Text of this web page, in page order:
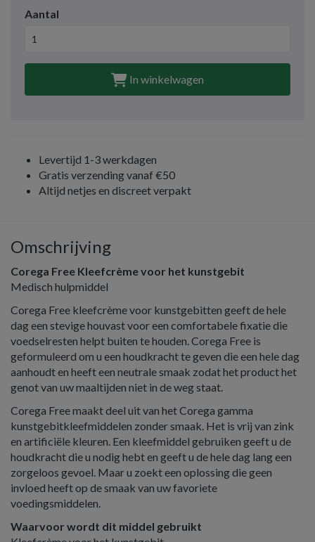
Aantal
In winkelwagen
Levertijd 1-3 werkdagen
Gratis verzending vanaf €50
Altijd netjes en discreet verpakt
Omschrijving
Corega Free Kleefcrème voor het kunstgebit
Medisch hulpmiddel
Corega Free kleefcrème voor kunstgebitten geeft de hele
dag een stevige houvast voor een comfortabele fixatie die
voedselresten helpt buiten te houden. Corega Free is
geformuleerd om u een houdkracht te geven die een hele dag
aanhoudt en heeft een neutrale smaak zodat het product het
genot van uw maaltijden niet in de weg staat.
Corega Free maakt deel uit van het Corega gamma
kunstgebitkleefmiddelen zonder smaak. Het is vrij van zink
en artificiële kleuren. Een kleefmiddel gebruiken geeft u de
houdkracht die u nodig hebt en geeft u de hele dag lang een
zorgeloos gevoel. Maar u zoekt een oplossing die geen
invloed heeft op de smaak van uw favoriete
voedingsmiddelen.
Waarvoor wordt dit middel gebruikt